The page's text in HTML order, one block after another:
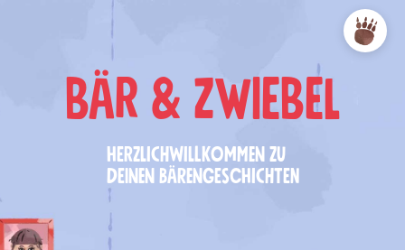
BÄR & ZWIEBEL
HERZLICHWILLKOMMEN ZU
DEINEN BÄRENGESCHICHTEN